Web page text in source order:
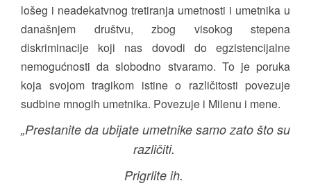
lošeg i neadekatvnog tretiranja umetnosti i umetnika u
današnjem društvu, zbog visokog stepena
diskriminacije koji nas dovodi do egzistencijalne
nemogućnosti da slobodno stvaramo. To je poruka
koja svojom tragikom istine o različitosti povezuje
sudbine mnogih umetnika. Povezuje i Milenu i mene.
„Prestanite da ubijate umetnike samo zato što su
različiti.
Prigrlite ih.